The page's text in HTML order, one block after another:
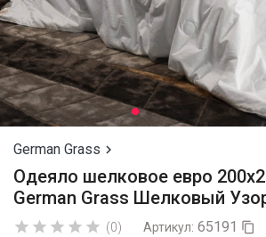
German Grass 
Одеяло шелковое евро
German Grass Шелковый
     (0) Артикул: 65191 